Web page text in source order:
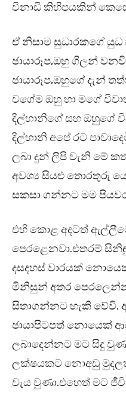
විනාඩි කිහිපයකින්
ඒ නිසාම සුධාරකගේ යුධ
ඡායාරූප,ඔහු ගිලන්
ඡායාරූප,ඔහුගේ දැන්
වගේම ඔහු හා මගේ
දිල්හානිගේ සහ ඔහුගේ
දිල්හානි අපේ රට
ලබා දුන් ලිපි වැනි මේ
අවශ්‍ය සියළු තොරතුරු
සකසා ගන්නට මම
එහි කොළ අදටත්
පෙරළෙනවා.එතරම්
දසදහස් වාරයක්
මිනිසුන් අතර
සිතාගන්නට හැකි වේවි.
ඡායාපිටපත් නොයෙක්
ලබාදෙන්නට මට සිදු
ලක්ෂයකට නොඅඩු මුදලක්
වැය වුණා.එහෙත් මට